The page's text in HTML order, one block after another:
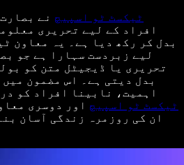
ٹیکسٹ ٹو اسپیچ نے
افراد کے لیے تحریری
بدل کر رکھ دیا ہے۔ یہ معاون
لیے زبردست سہارا ہے جو
تحریری یا ڈیجیٹل متن کو
بدل دیتی ہے۔ اس مضمون میں
اہمیت، نابینا افراد کو
ٹیکسٹ ٹو اسپیچ اور دوسری
ان کی روزمرہ زندگی آسان